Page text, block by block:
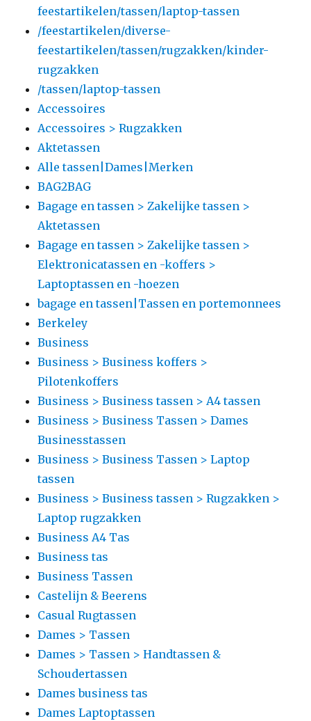
feestartikelen/tassen/laptop-tassen
/feestartikelen/diverse-
feestartikelen/tassen/rugzakken/kinder-
rugzakken
/tassen/laptop-tassen
Accessoires
Accessoires > Rugzakken
Aktetassen
Alle tassen|Dames|Merken
BAG2BAG
Bagage en tassen > Zakelijke tassen >
Aktetassen
Bagage en tassen > Zakelijke tassen >
Elektronicatassen en -koffers >
Laptoptassen en -hoezen
bagage en tassen|Tassen en portemonnees
Berkeley
Business
Business > Business koffers >
Pilotenkoffers
Business > Business tassen > A4 tassen
Business > Business Tassen > Dames
Businesstassen
Business > Business Tassen > Laptop
tassen
Business > Business tassen > Rugzakken >
Laptop rugzakken
Business A4 Tas
Business tas
Business Tassen
Castelijn & Beerens
Casual Rugtassen
Dames > Tassen
Dames > Tassen > Handtassen &
Schoudertassen
Dames business tas
Dames Laptoptassen